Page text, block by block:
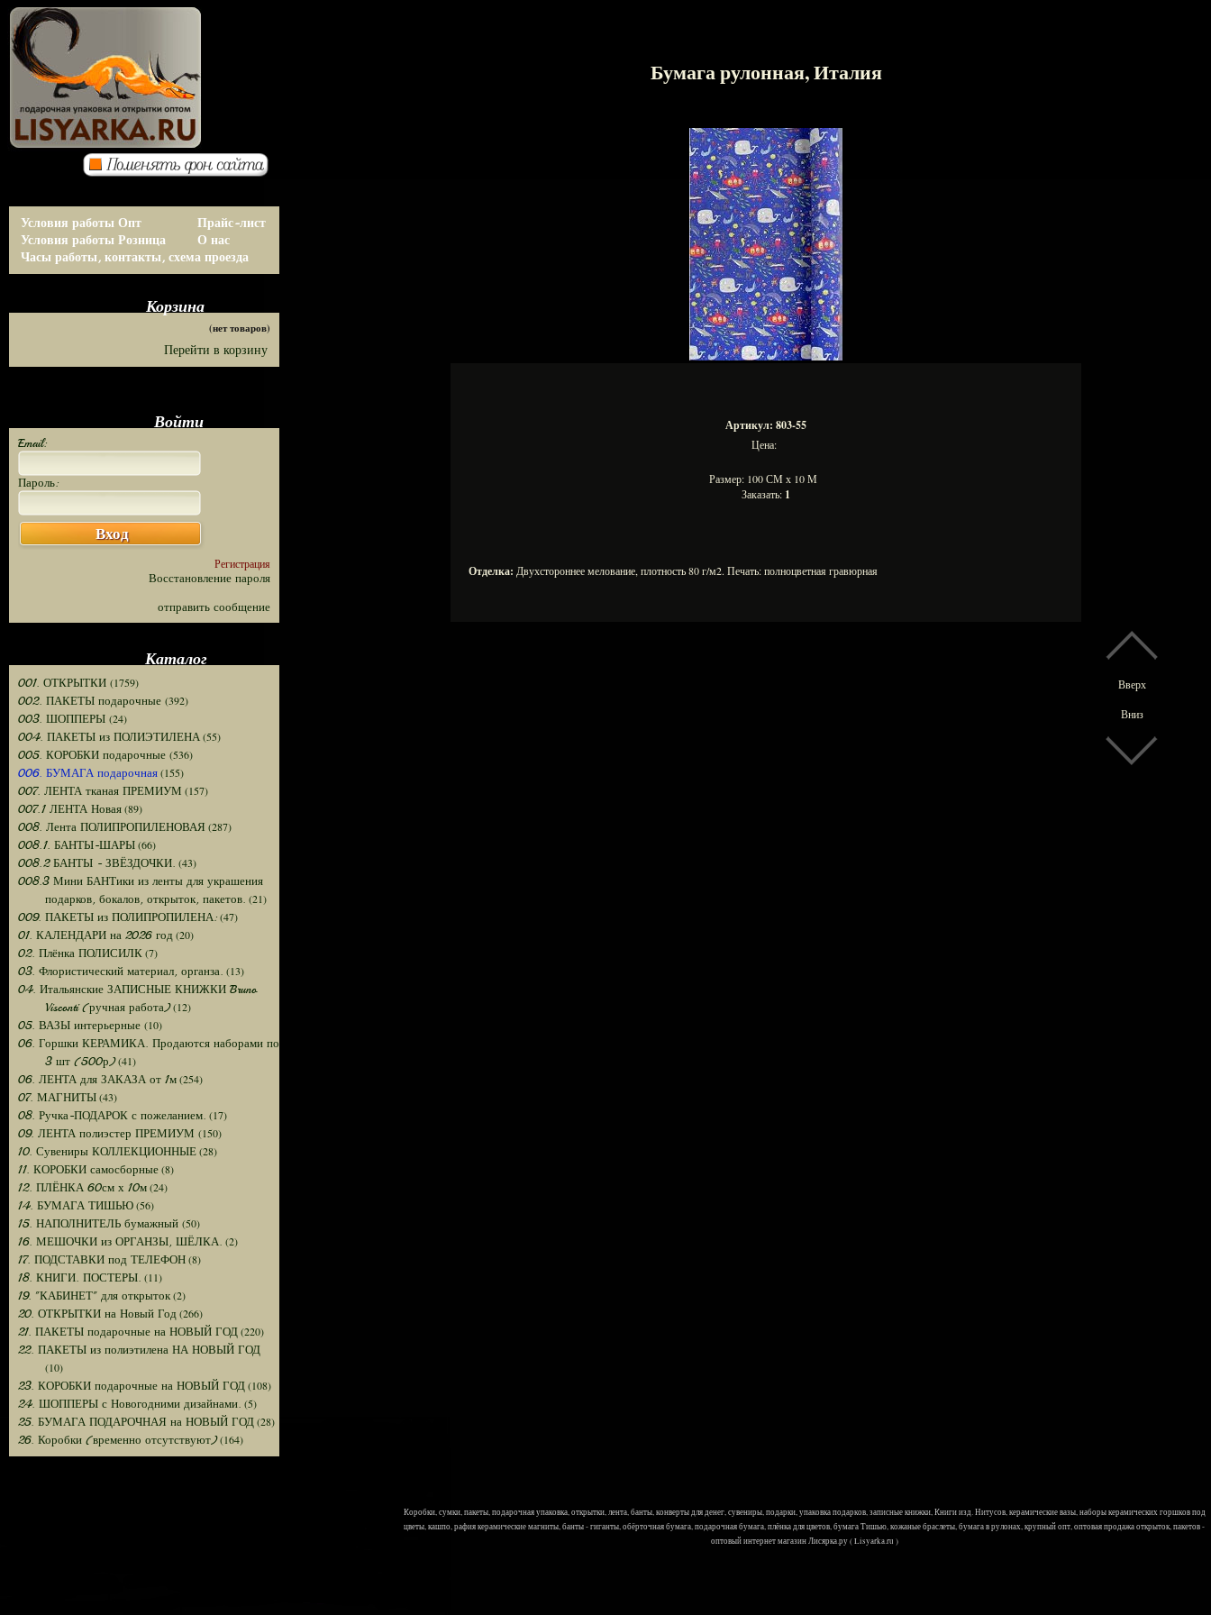
Вверх
Вниз
Условия работы Опт
Условия работы Розница
Прайс-лист
О нас
Часы работы, контакты, схема проезда
Корзина
(нет товаров)
Перейти в корзину
Войти
Email:
Пароль:
Вход
Регистрация
Восстановление пароля
отправить сообщение
Каталог
001. ОТКРЫТКИ (1759)
002. ПАКЕТЫ подарочные (392)
003. ШОППЕРЫ (24)
004. ПАКЕТЫ из ПОЛИЭТИЛЕНА(55)
005. КОРОБКИ подарочные (536)
006. БУМАГА подарочная(155)
007. ЛЕНТА тканая ПРЕМИУМ (157)
007.1 ЛЕНТА Новая(89)
008. Лента ПОЛИПРОПИЛЕНОВАЯ (287)
008.1. БАНТЫ-ШАРЫ(66)
008.2 БАНТЫ - ЗВЁЗДОЧКИ. (43)
008.3 Мини БАНТики из ленты для украшения
подарков, бокалов, открыток, пакетов. (21)
009. ПАКЕТЫ из ПОЛИПРОПИЛЕНА:(47)
01. КАЛЕНДАРИ на 2026 год (20)
02. Плёнка ПОЛИСИЛК(7)
03. Флористический материал, органза. (13)
04. Итальянские ЗАПИСНЫЕ КНИЖКИ Bruno
Visconti (ручная работа)(12)
05. ВАЗЫ интерьерные (10)
06. Горшки КЕРАМИКА. Продаются наборами по
3 шт (500р)(41)
06. ЛЕНТА для ЗАКАЗА от 1м(254)
07. МАГНИТЫ(43)
08. Ручка-ПОДАРОК с пожеланием. (17)
09. ЛЕНТА полиэстер ПРЕМИУМ (150)
10. Сувениры КОЛЛЕКЦИОННЫЕ(28)
11. КОРОБКИ самосборные(8)
12. ПЛЁНКА 60см х 10м(24)
14. БУМАГА ТИШЬЮ(56)
15. НАПОЛНИТЕЛЬ бумажный (50)
16. МЕШОЧКИ из ОРГАНЗЫ, ШЁЛКА. (2)
17. ПОДСТАВКИ под ТЕЛЕФОН(8)
18. КНИГИ. ПОСТЕРЫ. (11)
19. "КАБИНЕТ" для открыток(2)
20. ОТКРЫТКИ на Новый Год (266)
21. ПАКЕТЫ подарочные на НОВЫЙ ГОД(220)
22. ПАКЕТЫ из полиэтилена НА НОВЫЙ ГОД
(10)
23. КОРОБКИ подарочные на НОВЫЙ ГОД(108)
24. ШОППЕРЫ с Новогодними дизайнами. (5)
25. БУМАГА ПОДАРОЧНАЯ на НОВЫЙ ГОД(28)
26. Коробки (временно отсутствуют)(164)
Бумага рулонная, Италия
Артикул: 803-55
Цена:
Размер: 100 СМ х 10 М
Заказать: 1
Отделка: Двухстороннее мелование, плотность 80 г/м2. Печать: полноцветная гравюрная
Коробки, сумки, пакеты, подарочная упаковка, открытки, лента, банты, конверты для денег, сувениры, подарки, упаковка подарков, записные книжки, Книги изд. Нитусов, керамические вазы, наборы керамических горшков под
цветы, кашпо, рафия керамические магниты, банты - гиганты, обёрточная бумага, подарочная бумага, плёнка для цветов, бумага Тишью, кожаные браслеты, бумага в рулонах, крупный опт, оптовая продажа открыток, пакетов -
оптовый интернет магазин Лисярка.ру ( Lisyarka.ru )